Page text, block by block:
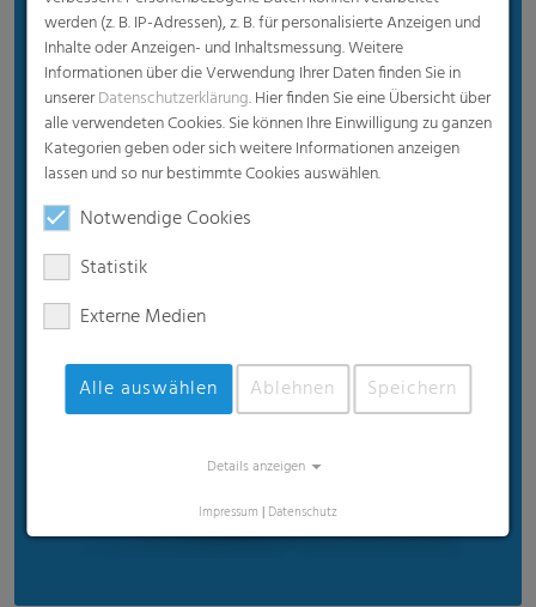
Vorteile
Optimale Silageergebnisse
Hohe Qualität, gefertigt nach DIN EN 13207 und
DLG-getestet
Witterungsbeständig
Reduzierte Dicke
werden (z. B. IP-Adressen), z. B. für personalisierte Anzeigen und
Inhalte oder Anzeigen- und Inhaltsmessung. Weitere
Informationen über die Verwendung Ihrer Daten finden Sie in
unsererDatenschutzerklärung. Hier finden Sie eine Übersicht über
alle verwendeten Cookies. Sie können Ihre Einwilligung zu ganzen
Kategorien geben oder sich weitere Informationen anzeigen
lassen und so nur bestimmte Cookies auswählen.
Notwendige Cookies
Statistik
Externe Medien
Alle auswählen Ablehnen Speichern
Details anzeigen
Impressum | Datenschutz